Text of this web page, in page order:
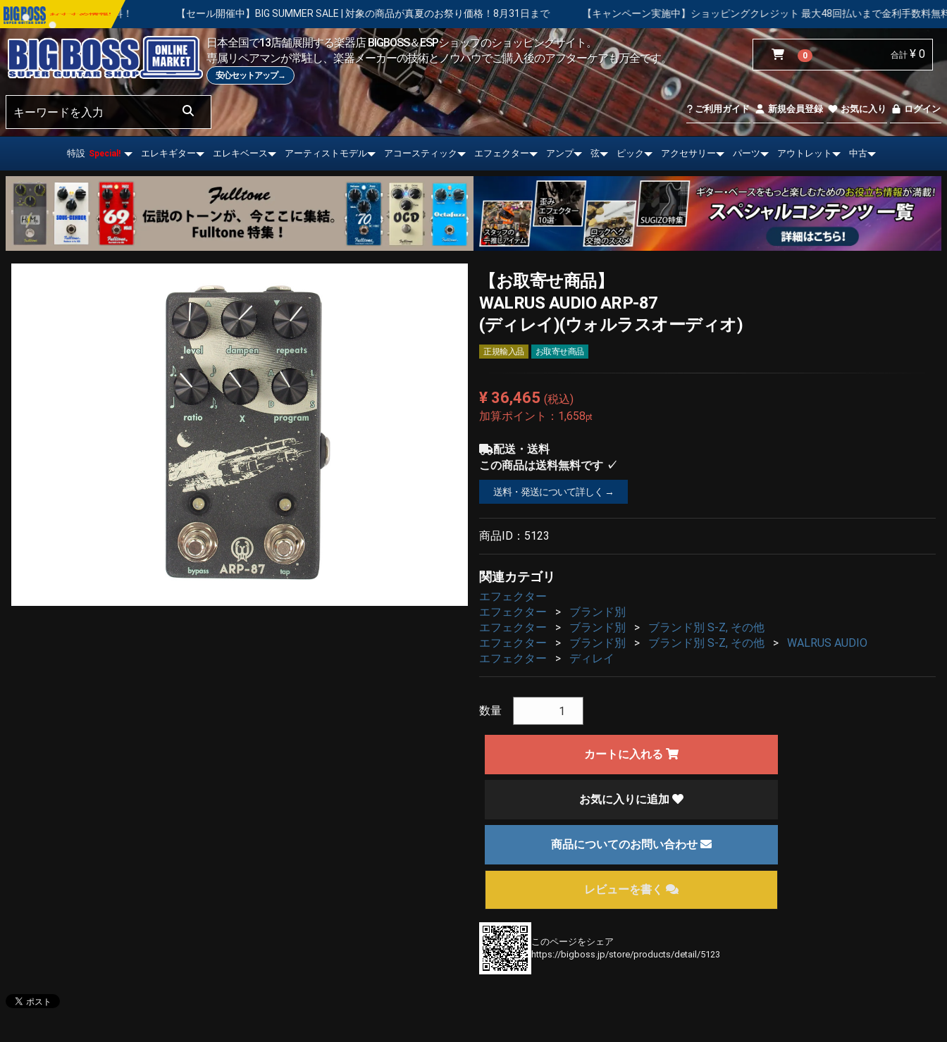
！ 【セール開催中】BIG SUMMER SALE | 対象の商品が真夏のお祭り価格！8月31日まで 【キャンペーン実施中】ショッピングクレジット 最大48回払いまで金利手数料無料！ 【中古市場】
おすすめ情報!
日本全国で13店舗展開する楽器店 BIGBOSS＆ESPショップのショッピングサイト。
専属リペアマンが常駐し、楽器メーカーの技術とノウハウでご購入後のアフターケアも万全です。
安心セットアップ→
0 合計 ¥ 0
ご利用ガイド 新規会員登録 お気に入り ログイン
特設 Special! エレキギター エレキベース アーティストモデル アコースティック エフェクター アンプ 弦 ピック アクセサリー パーツ アウトレット 中古
【お取寄せ商品】
WALRUS AUDIO ARP-87
(ディレイ)(ウォルラスオーディオ)
正規輸入品 お取寄せ商品
¥ 36,465 (税込)
加算ポイント： 1,658pt
配送・送料
この商品は送料無料です ✓
送料・発送について詳しく →
商品ID： 5123
関連カテゴリ
エフェクター
エフェクター
ブランド別
エフェクター
ブランド別
ブランド別 S-Z, その他
エフェクター
ブランド別 ブランド別 S-Z, その他
WALRUS AUDIO
エフェクター
ディレイ
数量
カートに入れる
お気に入りに追加
商品についてのお問い合わせ
レビューを書く
このページをシェア
https://bigboss.jp/store/products/detail/5123